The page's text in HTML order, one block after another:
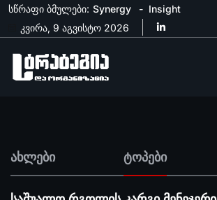
სწრაფი ბმულები: Synergy
Insight
კვირა, 9 აგვისტო 2026
ახლები ტოპები